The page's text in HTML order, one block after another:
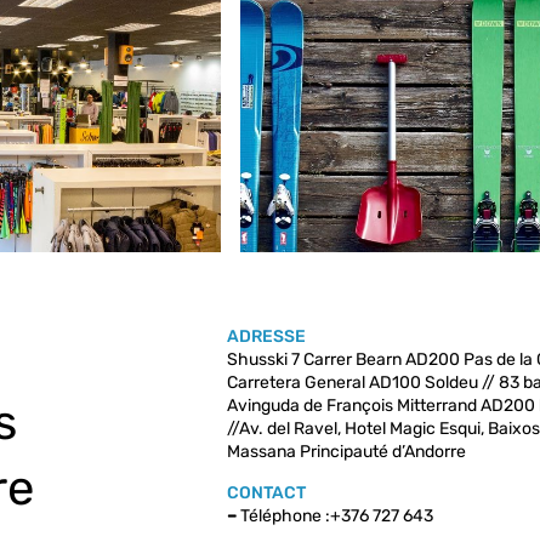
ADRESSE
Shusski 7 Carrer Bearn AD200 Pas de la
Carretera General AD100 Soldeu // 83
Avinguda de François Mitterrand AD200
//Av. del Ravel, Hotel Magic Esqui,
Massana Principauté d’Andorre
CONTACT
–Téléphone :+376 727 643